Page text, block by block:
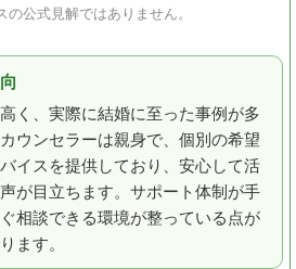
公式見解ではありません。
く、実際に結婚に至った事例が多
ウンセラーは親身で、個別の希望
イスを提供しており、安心して活
が目立ちます。サポート体制が手
相談できる環境が整っている点が
ます。